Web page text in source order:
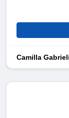
Camilla Gabrieli